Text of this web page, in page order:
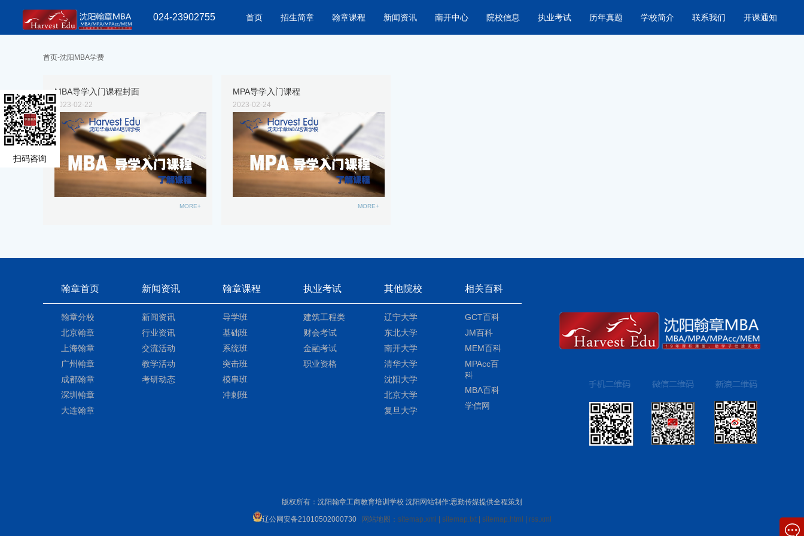
024-23902755 首页 招生简章 翰章课程 新闻资讯 南开中心 院校信息 执业考试 历年真题 学校简介 联系我们 开课通知
扫码咨询
首页-沈阳MBA学费
MBA导学入门课程封面
2023-02-22
MORE+
MPA导学入门课程
2023-02-24
MORE+
翰章首页
翰章分校
北京翰章
上海翰章
广州翰章
成都翰章
深圳翰章
大连翰章
新闻资讯
新闻资讯
行业资讯
交流活动
教学活动
考研动态
翰章课程
导学班
基础班
系统班
突击班
模串班
冲刺班
执业考试
建筑工程类
财会考试
金融考试
职业资格
其他院校
辽宁大学
东北大学
南开大学
清华大学
沈阳大学
北京大学
复旦大学
相关百科
GCT百科
JM百科
MEM百科
MPAcc百
科
MBA百科
学信网
版权所有：沈阳翰章工商教育培训学校 沈阳网站制作:思勤传媒提供全程策划
辽公网安备21010502000730网站地图： sitemap.xml | sitemap.txt| sitemap.html | rss.xml